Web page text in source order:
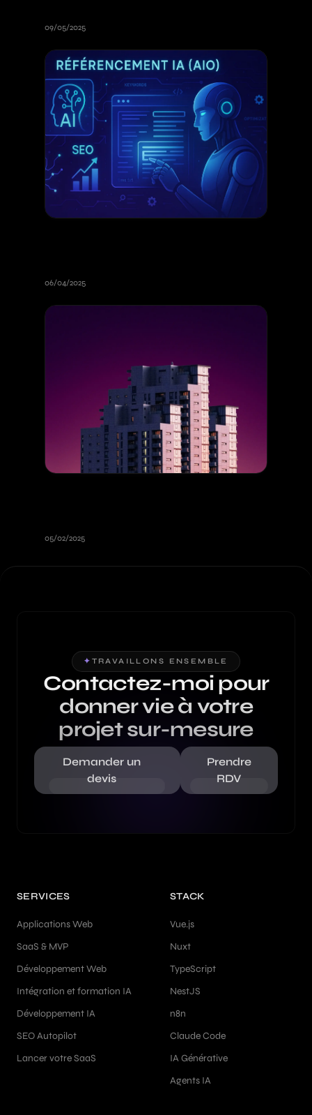
09/05/2025
06/04/2025
05/02/2025
✦ TRAVAILLONS ENSEMBLE
Contactez-moi pour
donner vie à votre
projet sur-mesure
Demander un
devis
Prendre
RDV
SERVICES
Applications Web
SaaS & MVP
Développement Web
Intégration et formation IA
Développement IA
SEO Autopilot
Lancer votre SaaS
STACK
Vue.js
Nuxt
TypeScript
NestJS
n8n
Claude Code
IA Générative
Agents IA